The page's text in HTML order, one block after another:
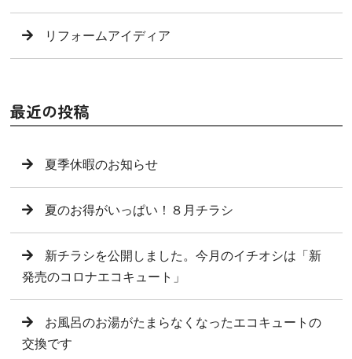
リフォームアイディア
最近の投稿
夏季休暇のお知らせ
夏のお得がいっぱい！８月チラシ
新チラシを公開しました。今月のイチオシは「新
発売のコロナエコキュート」
お風呂のお湯がたまらなくなったエコキュートの
交換です